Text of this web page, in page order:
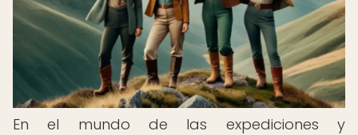
En el mundo de las expediciones y